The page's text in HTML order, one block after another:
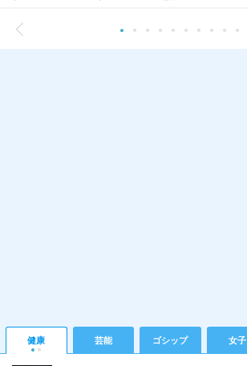
健康 芸能 ゴシップ 女子